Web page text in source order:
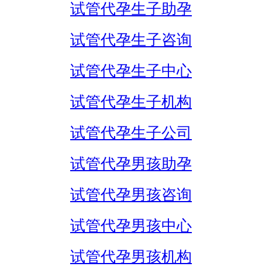
试管代孕生子助孕
试管代孕生子咨询
试管代孕生子中心
试管代孕生子机构
试管代孕生子公司
试管代孕男孩助孕
试管代孕男孩咨询
试管代孕男孩中心
试管代孕男孩机构